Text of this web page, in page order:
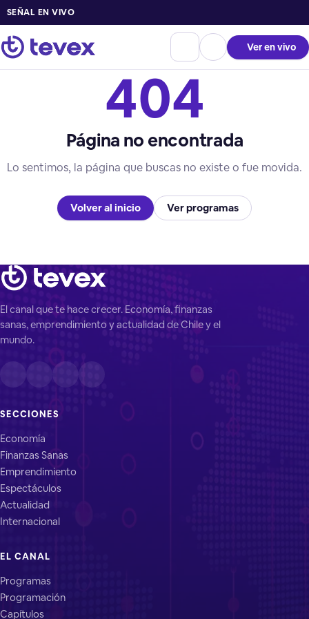
SEÑAL EN VIVO
Ver en vivo
404
Página no encontrada
Lo sentimos, la página que buscas no existe o fue movida.
Volver al inicio Ver programas
El canal que te hace crecer. Economía, finanzas
sanas, emprendimiento y actualidad de Chile y el
mundo.
SECCIONES
Economía
Finanzas Sanas
Emprendimiento
Espectáculos
Actualidad
Internacional
EL CANAL
Programas
Programación
Capítulos